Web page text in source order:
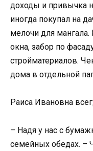
доходы и привычка
иногда покупал на
мелочи для мангала.
окна, забор по
стройматериалов.
дома в отдельной
Раиса Ивановна
– Надя у нас с
семейных обедах. –